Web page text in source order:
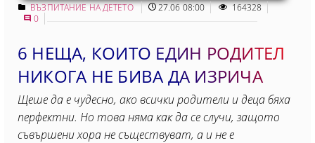
ВЪЗПИТАНИЕ НА ДЕТЕТО 27.06 08:00
164328
0
6 НЕЩА, КОИТО ЕДИН РОДИТЕЛ
НИКОГА НЕ БИВА ДА ИЗРИЧA
Щеше да е чудесно, ако всички родители и деца бяха
перфектни. Но това няма как да се случи, защото
съвършени хора не съществуват, а и не е